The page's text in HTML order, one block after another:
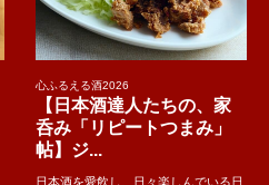
心ふるえる酒2026
【日本酒達人たちの、家
呑み「リピートつまみ」
帖】ジ...
日本酒を愛飲し、日々楽しんでいる日